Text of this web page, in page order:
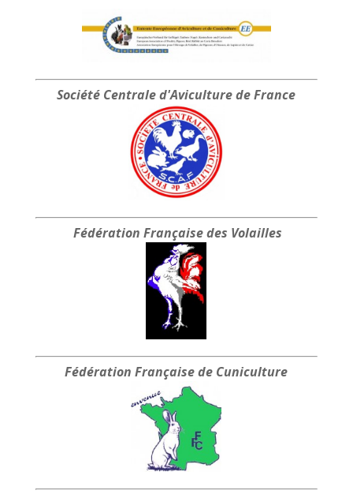
Société Centraled'Aviculture de France
Fédération Française des Volailles
Fédération Française de Cuniculture